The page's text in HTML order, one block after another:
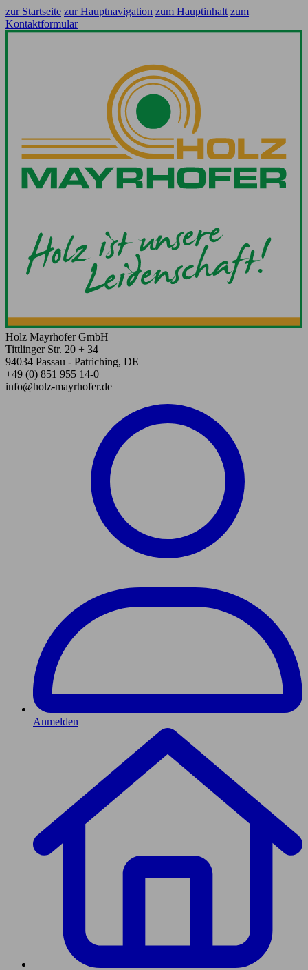
zur Startseite zur Hauptnavigation zum Hauptinhalt zum
Kontaktformular
Holz Mayrhofer GmbH
Tittlinger Str. 20 + 34
94034 Passau - Patriching, DE
+49 (0) 851 955 14-0
info@holz-mayrhofer.de
Anmelden